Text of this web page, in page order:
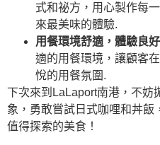
式和祕方，用心製作每
來最美味的體驗.
用餐環境舒適，體驗良好
適的用餐環境，讓顧客
悅的用餐氛圍.
下次來到LaLaport南港，不妨
象，勇敢嘗試日式咖哩和丼飯
值得探索的美食！